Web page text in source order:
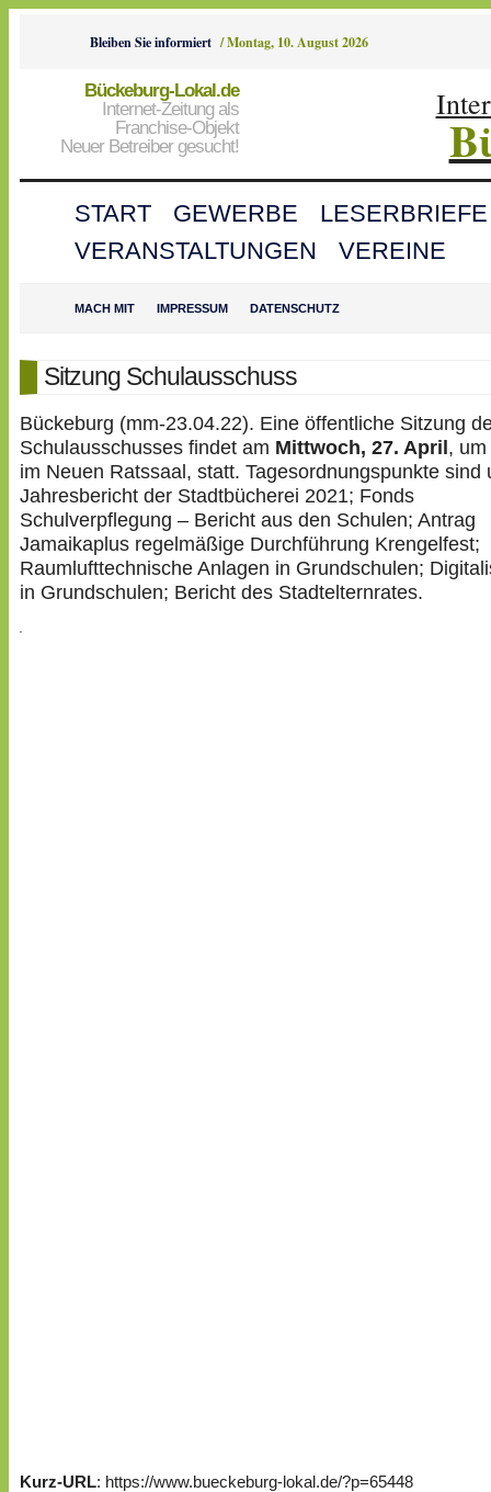
Bleiben Sie informiert /Montag, 10. August 2026
Bückeburg-Lokal.de
Internet-Zeitung als
Franchise-Objekt
Neuer Betreiber gesucht!
START GEWERBE
LESERBRIEFE
VERANSTALTUNGEN
VEREINE
MACH MIT IMPRESSUM DATENSCHUTZ
Sitzung Schulausschuss
Bückeburg (mm-23.04.22). Eine öffentliche Sitzung
Schulausschusses findet am Mittwoch, 27. April,
im Neuen Ratssaal, statt. Tagesordnungspunkte sind
Jahresbericht der Stadtbücherei 2021; Fonds
Schulverpflegung – Bericht aus den Schulen; Antrag
Jamaikaplus regelmäßige Durchführung Krengelfest;
Raumlufttechnische Anlagen in Grundschulen;
in Grundschulen; Bericht des Stadtelternrates.
Kurz-URL: https://www.bueckeburg-lokal.de/?p=65448